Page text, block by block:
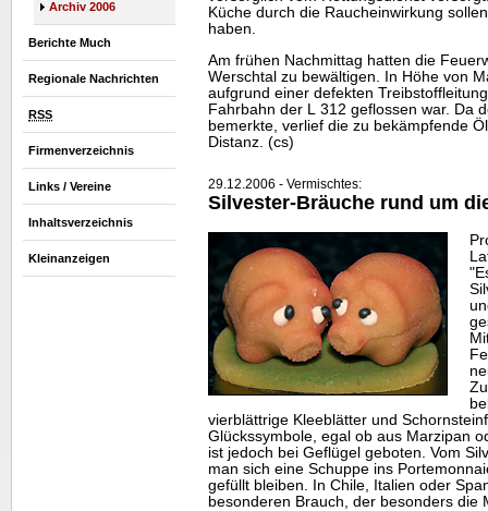
Archiv 2006
Berichte Much
Regionale Nachrichten
RSS
Firmenverzeichnis
Links / Vereine
Inhaltsverzeichnis
Kleinanzeigen
Küche durch die Raucheinwirkung
haben.
Am frühen Nachmittag hatten die
Werschtal zu bewältigen. In Höhe von
aufgrund einer defekten
Fahrbahn der L 312 geflossen war. Da
bemerkte, verlief die zu bekämpfende
Distanz. (cs)
29.12.2006 - Vermischtes:
Silvester-Bräuche rund um
vierblättrige Kleeblätter und
Glückssymbole, egal ob aus Marzipan
ist jedoch bei Geflügel geboten. Vom
man sich eine Schuppe ins
gefüllt bleiben. In Chile, Italien oder
besonderen Brauch, der besonders die